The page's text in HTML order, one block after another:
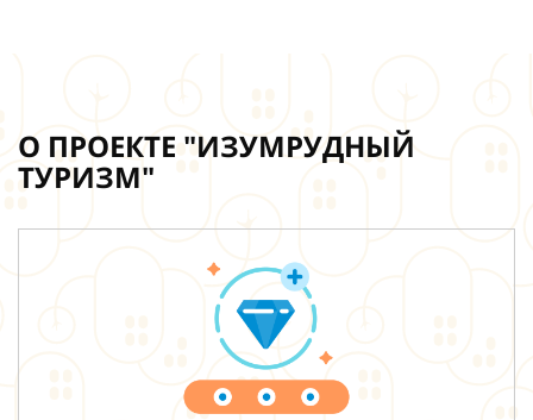
О ПРОЕКТЕ "ИЗУМРУДНЫЙ
ТУРИЗМ"